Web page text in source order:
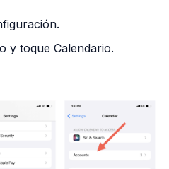
y toque Calendario.